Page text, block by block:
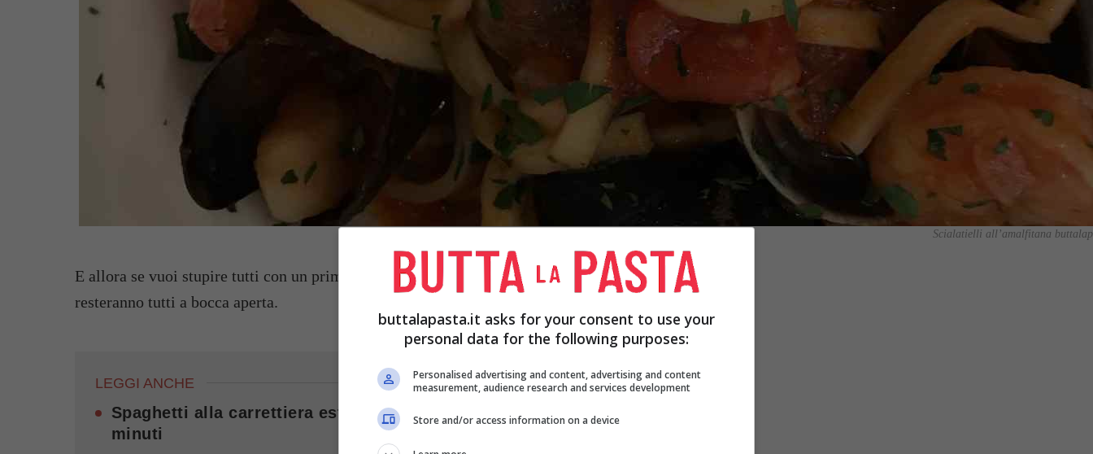
Scialatielli all’amalfitana
E allora se vuoi stupire tutti con un primo piatto degno di uno chef, preparali all’amalfitana:
resteranno tutti a bocca aperta.
LEGGI ANCHE
Spaghetti alla carrettiera estiva, questa è una vera bomba in 10
minuti
buttalapasta.it asks for your consent to use your
personal data for the following purposes:
Personalised advertising and content, advertising and content
measurement, audience research and services development
Store and/or access information on a device